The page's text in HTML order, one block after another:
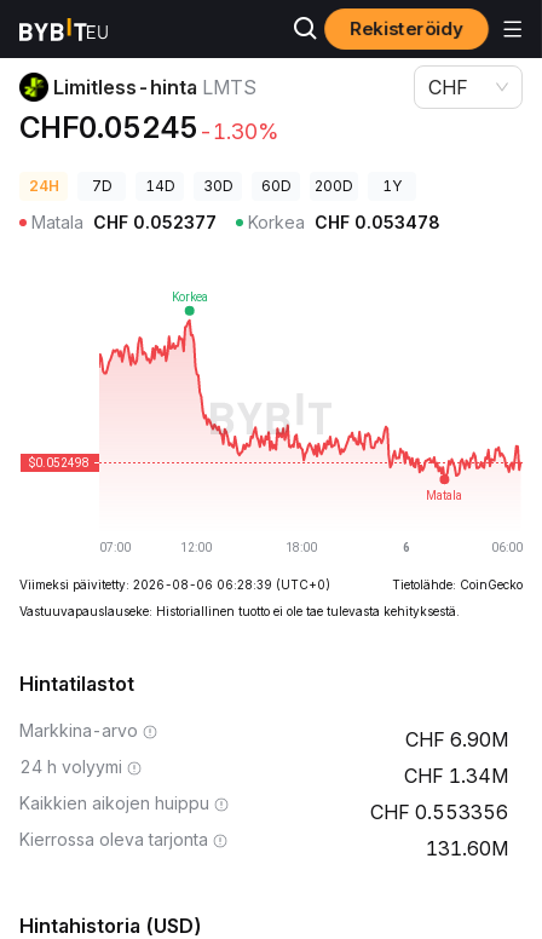
Rekisteröidy
Kryptohinnat
Limitless-hinta LMTS
CHF0.05245 -1.30%
CHF
24H 7D 14D 30D 60D 200D 1Y
Matala CHF 0.052377 Korkea CHF 0.053478
Viimeksi päivitetty: 2026-08-06 06:28:39 (UTC+0)
Tietolähde: CoinGecko
Vastuuvapauslauseke: Historiallinen tuotto ei ole tae tulevasta kehityksestä.
Hintatilastot
Markkina-arvo 6.90M
24 h volyymi 1.34M
Kaikkien aikojen huippu 0.553356
Kierrossa oleva tarjonta 131.60M
Hintahistoria (USD)